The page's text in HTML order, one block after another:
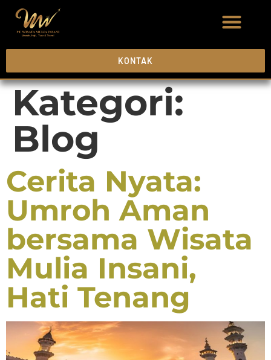
KONTAK
Kategori:
Blog
Cerita Nyata:
Umroh Aman
bersama Wisata
Mulia Insani,
Hati Tenang